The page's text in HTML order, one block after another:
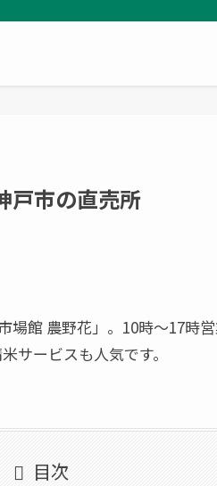
戸市の直売所
館 農野花」。10時～17時
サービスも人気です。
目次